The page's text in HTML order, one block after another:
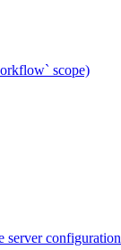
scope)
server configuration